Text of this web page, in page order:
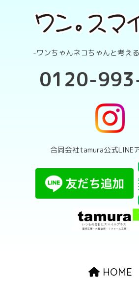
-ワンちゃんネコちゃんと考え
0120-
合同会社tamura公式LINE
HOME